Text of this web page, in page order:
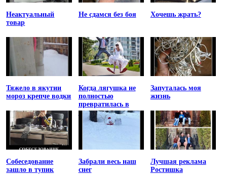
Неактуальный
товар
Не сдамся без боя Хочешь жрать?
Тяжело в якутии
мороз крепче водки
Когда лягушка не
полностью
превратилась в
принцессу
Запуталась моя
жизнь
Собеседование
зашло в тупик
Забрали весь наш
снег
Лучшая реклама
Ростишка